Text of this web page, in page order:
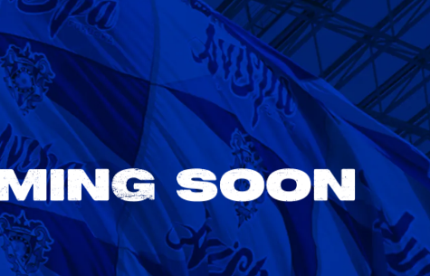
2026/27明治安田J1リーグ 鹿島アント
ラーズ vs アビスパ福岡
8/22Sat. 18:00
VS